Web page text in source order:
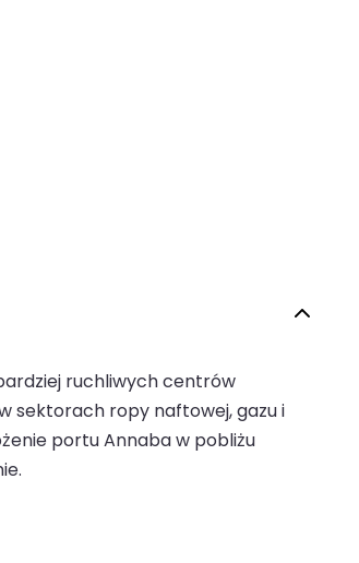
ruchliwych centrów
sektorach ropy naftowej, gazu i
portu Annaba w pobliżu